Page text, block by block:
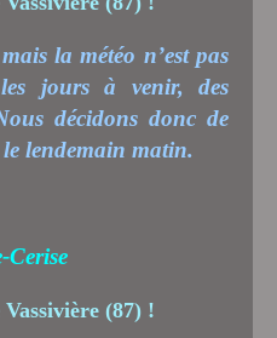
la météo n’est pas
jours à venir, des
décidons donc de
le lendemain matin.
Cerise